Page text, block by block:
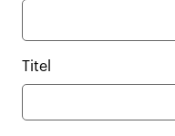
Titel